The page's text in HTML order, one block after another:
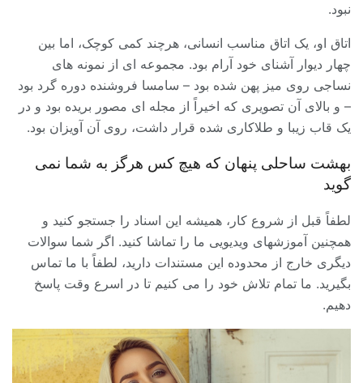
نبود.
اتاق او، یک اتاق مناسب انسانی، هرچند کمی کوچک، اما بین
چهار دیوار آشنای خود آرام بود. مجموعه ای از نمونه های
نساجی روی میز پهن شده بود – سامسا فروشنده دوره گرد بود
– و بالای آن تصویری که اخیراً از مجله ای مصور بریده بود و در
یک قاب زیبا و طلاکاری شده قرار داشت، روی آن آویزان بود.
بهشت ساحلی پنهان که هیچ کس هرگز به شما نمی
گوید
لطفاً قبل از شروع کار، همیشه این اسناد را جستجو کنید و
همچنین آموزشهای ویدیویی ما را تماشا کنید. اگر شما سوالات
دیگری خارج از محدوده این مستندات دارید، لطفاً با ما تماس
بگیرید. ما تمام تلاش خود را می کنیم تا در اسرع وقت پاسخ
دهیم.